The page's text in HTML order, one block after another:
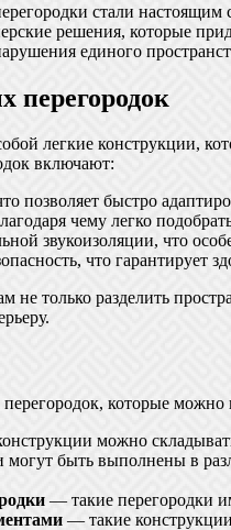
стали
решения, которые
единого
перегородок
легкие конструкции,
включают:
позволяет быстро
чему легко
звукоизоляции, что
что гарантирует
не только разделить
которые можно
можно
быть выполнены в
— такие перегородки
— такие